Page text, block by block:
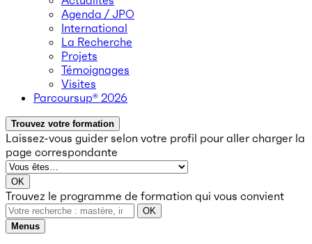
Agenda / JPO
International
La Recherche
Projets
Témoignages
Visites
Parcoursup® 2026
Trouvez votre formation
Laissez-vous guider selon votre profil pour aller charger la
page correspondante
OK
Trouvez le programme de formation qui vous convient
OK
Menus